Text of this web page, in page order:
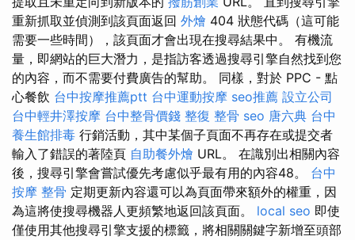
重新抓取並偵測到該頁面返回 外燴 404 狀態代碼（這可能
需要一些時間），該頁面才會出現在搜尋結果中。 有機流
量，即網站的巨大潛力，是指訪客透過搜尋引擎自然找到您
的內容，而不需要付費廣告的幫助。 同樣，對於 PPC - 點
心餐飲 台中按摩推薦ptt 台中運動按摩 seo推薦 設立公司
台中輕井澤按摩 台中整骨價錢 整復 整骨 seo 唐六典 台中
養生館排毒 行銷活動，其中某個子頁面不再存在或提交者
輸入了錯誤的著陸頁 自助餐外燴 URL。 在識別出相關內容
後，搜尋引擎會嘗試優先考慮似乎最有用的內容48。 台中
按摩 整骨 定期更新內容還可以為頁面帶來額外的權重，因
為這將使搜尋機器人更頻繁地返回該頁面。 local seo 即使
僅使用其他搜尋引擎支援的標籤，將相關關鍵字新增至頭部